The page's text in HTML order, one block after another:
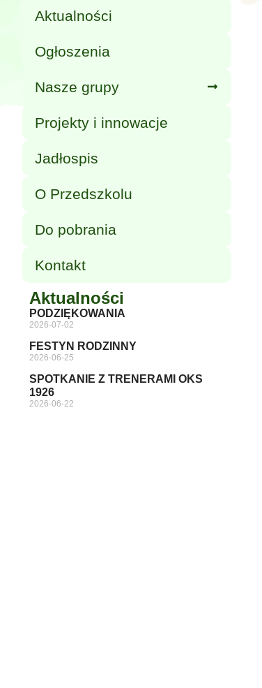
Aktualności
Ogłoszenia
Nasze grupy
Projekty i innowacje
Jadłospis
O Przedszkolu
Do pobrania
Kontakt
Aktualności
PODZIĘKOWANIA
2026-07-02
FESTYN RODZINNY
2026-06-25
SPOTKANIE Z TRENERAMI OKS
1926
2026-06-22